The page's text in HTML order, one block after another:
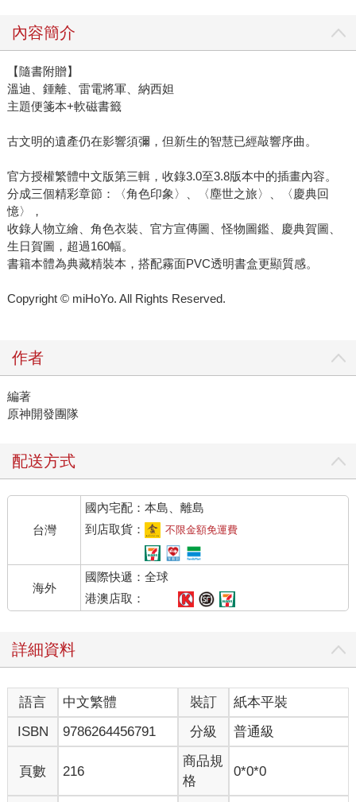
內容簡介
【隨書附贈】
溫迪、鍾離、雷電將軍、納西妲
主題便箋本+軟磁書籤
古文明的遺產仍在影響須彌，但新生的智慧已經敲響序曲。
官方授權繁體中文版第三輯，收錄3.0至3.8版本中的插畫內容。
分成三個精彩章節：〈角色印象〉、〈塵世之旅〉、〈慶典回
憶〉，
收錄人物立繪、角色衣裝、官方宣傳圖、怪物圖鑑、慶典賀圖、
生日賀圖，超過160幅。
書籍本體為典藏精裝本，搭配霧面PVC透明書盒更顯質感。
Copyright © miHoYo. All Rights Reserved.
作者
編著
原神開發團隊
配送方式
台灣
國內宅配：本島、離島
到店取貨：
不限金額免運費
海外
國際快遞：全球
港澳店取：
詳細資料
語言 中文繁體 裝訂
紙本平裝
ISBN
9786264456791 分級 普通級
頁數 216
商品規
格
0*0*0